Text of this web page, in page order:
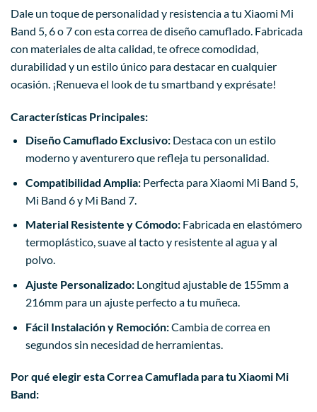
Dale un toque de personalidad y resistencia a tu Xiaomi Mi
Band 5, 6 o 7 con esta correa de diseño camuflado. Fabricada
con materiales de alta calidad, te ofrece comodidad,
durabilidad y un estilo único para destacar en cualquier
ocasión. ¡Renueva el look de tu smartband y exprésate!
Características Principales:
Diseño Camuflado Exclusivo:Destaca con un estilo
moderno y aventurero que refleja tu personalidad.
Compatibilidad Amplia:Perfecta para Xiaomi Mi Band 5,
Mi Band 6 y Mi Band 7.
Material Resistente y Cómodo:Fabricada en elastómero
termoplástico, suave al tacto y resistente al agua y al
polvo.
Ajuste Personalizado:Longitud ajustable de 155mm a
216mm para un ajuste perfecto a tu muñeca.
Fácil Instalación y Remoción:Cambia de correa en
segundos sin necesidad de herramientas.
Por qué elegir esta Correa Camuflada para tu Xiaomi Mi
Band: